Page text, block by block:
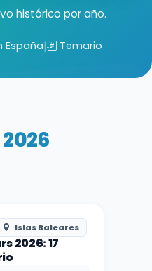
histórico por año.
España| Temario
2026
Islas Baleares
2026: 17